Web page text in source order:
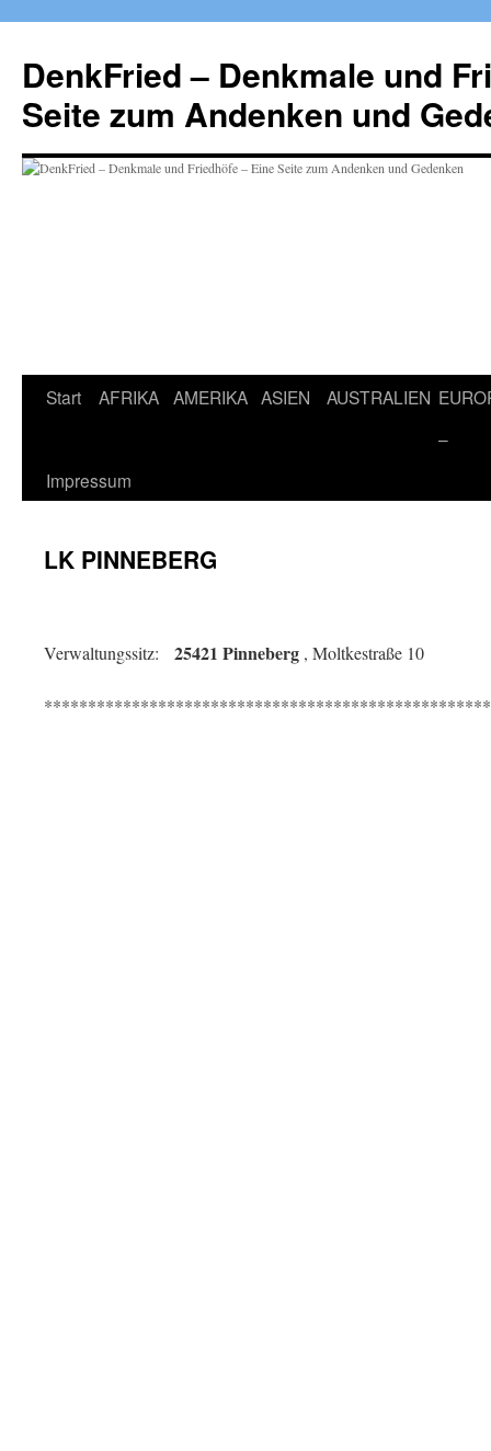
springen
DenkFried – Denkmale und
Seite zum Andenken und
Start AFRIKA AMERIKA ASIEN AUSTRALIEN
–
Impressum
LK PINNEBERG
Verwaltungssitz: 25421 Pinneberg , Moltkestraße 10